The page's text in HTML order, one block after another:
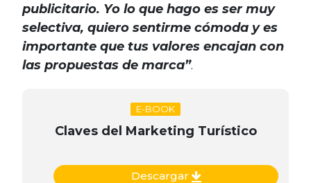
publicitario. Yo lo que hago es ser muy
selectiva, quiero sentirme cómoda y es
importante que tus valores encajan con
las propuestas de marca”.
E-BOOK
Claves del Marketing Turístico
Descargar